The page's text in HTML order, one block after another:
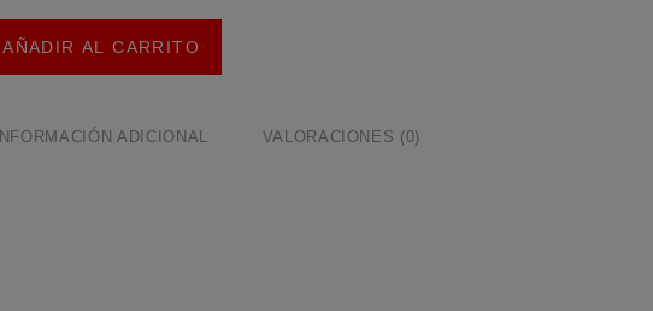
AÑADIR AL CARRITO
INFORMACIÓN ADICIONAL VALORACIONES (0)